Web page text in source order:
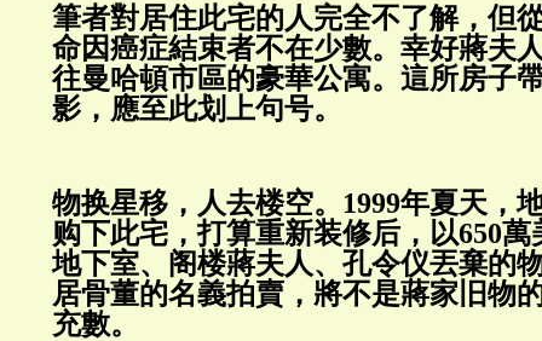
筆者對居住此宅的人完全不了解，但
命因癌症結束者不在少數。幸好蔣夫
往曼哈頓市區的豪華公寓。這所房子
影，應至此划上句号。
物换星移，人去楼空。 1999年夏天，
购下此宅，打算重新装修后，以650
地下室、阁楼蔣夫人、孔令仪丟棄的
居骨董的名義拍賣，將不是蔣家旧物
充數。